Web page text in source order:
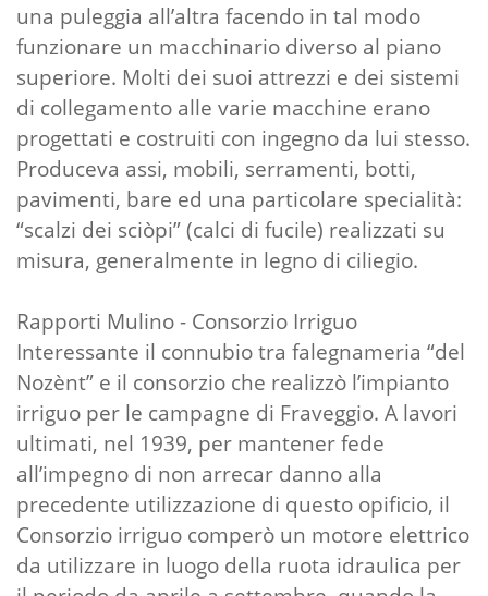
una puleggia all’altra facendo in tal modo
funzionare un macchinario diverso al piano
superiore. Molti dei suoi attrezzi e dei sistemi
di collegamento alle varie macchine erano
progettati e costruiti con ingegno da lui stesso.
Produceva assi, mobili, serramenti, botti,
pavimenti, bare ed una particolare specialità:
“scalzi dei sciòpi” (calci di fucile) realizzati su
misura, generalmente in legno di ciliegio.
Rapporti Mulino - Consorzio Irriguo
Interessante il connubio tra falegnameria “del
Nozènt” e il consorzio che realizzò l’impianto
irriguo per le campagne di Fraveggio. A lavori
ultimati, nel 1939, per mantener fede
all’impegno di non arrecar danno alla
precedente utilizzazione di questo opificio, il
Consorzio irriguo comperò un motore elettrico
da utilizzare in luogo della ruota idraulica per